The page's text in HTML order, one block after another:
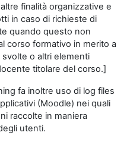
finalità organizzative e
in caso di richieste di
quando questo non
corso formativo in merito a
o altri elementi
titolare del corso.]
fa inoltre uso di log files
(Moodle) nei quali
raccolte in maniera
utenti.